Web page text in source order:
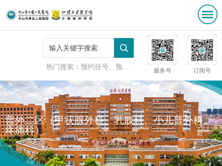
热门搜索：预约挂号、预防接种 服务号 订阅号
普外二区（甲状腺外科、乳腺科、小儿普外科、
疼痛科）